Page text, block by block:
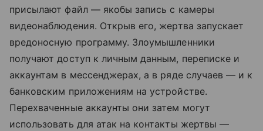
присылают файл — якобы запись с камеры
видеонаблюдения. Открыв его, жертва запускает
вредоносную программу. Злоумышленники
получают доступ к личным данным, переписке и
аккаунтам в мессенджерах, а в ряде случаев — и к
банковским приложениям на устройстве.
Перехваченные аккаунты они затем могут
использовать для атак на контакты жертвы —